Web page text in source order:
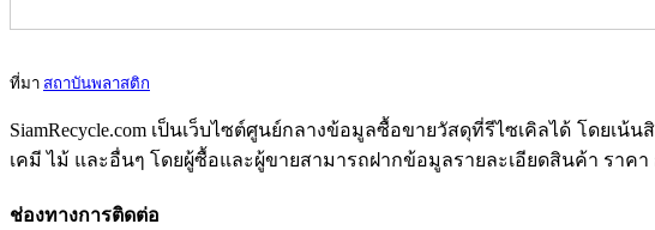
ที่มา สถาบันพลาสติก
SiamRecycle.com เป็นเว็บไซต์ศูนย์กลางข้อมูลซื้อขายวัสดุที่รีไซเคิลได้ โดยเ
เคมี ไม้ และอื่นๆ โดยผู้ซื้อและผู้ขายสามารถฝากข้อมูลรายละเอียดสินค้า ราค
ช่องทางการติดต่อ